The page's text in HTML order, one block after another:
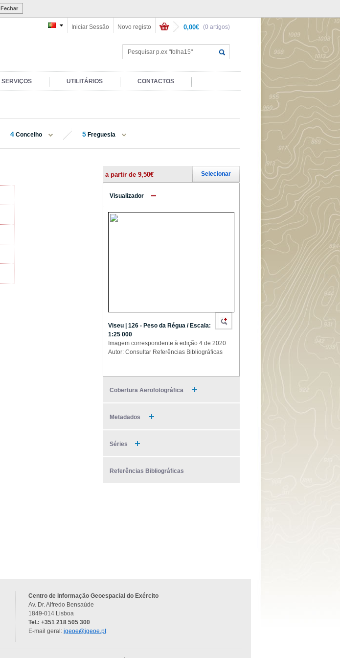
Fechar
(0 artigos)
0,00€
Novo registo
Iniciar Sessão
SERVIÇOS UTILITÁRIOS CONTACTOS
4 Concelho 5 Freguesia
a partir de 9,50€ Selecionar
Visualizador
Viseu | 126 - Peso da Régua / Escala:
1:25 000
Imagem correspondente à edição 4 de 2020
Autor: Consultar Referências Bibliográficas
Cobertura Aerofotográfica
Metadados
Séries
Referências Bibliográficas
Centro de Informação Geoespacial do Exército
Av. Dr. Alfredo Bensaúde
1849-014 Lisboa
Tel.: +351 218 505 300
E-mail geral: igeoe@igeoe.pt